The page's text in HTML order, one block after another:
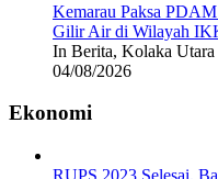
Kemarau Paksa
Gilir Air di Wilayah
In Berita, Kolaka Utara
04/08/2026
Ekonomi
RUPS 2023 Selesai,